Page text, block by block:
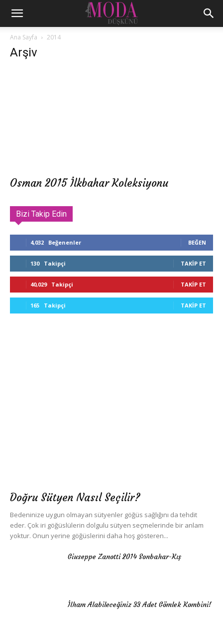
Ana Sayfa 2014
Arşiv
Osman 2015 İlkbahar Koleksiyonu
Bizi Takip Edin
4,032 Beğenenler BEĞEN
130 Takipçi TAKIP ET
40,029 Takipçi TAKIP ET
165 Takipçi TAKIP ET
Doğru Sütyen Nasıl Seçilir?
Bedeninize uygun olmayan sütyenler göğüs sağlığını da tehdit
eder. Çok iri göğüslülerin dolgulu sütyen seçmelerinde bir anlam
yoktur. Onun yerine göğüslerini daha hoş gösteren...
Giuseppe Zanotti 2014 Sonbahar-Kış
İlham Alabileceğiniz 33 Adet Gömlek Kombini!